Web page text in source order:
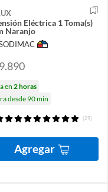
Eléctrica 1 Toma(s)
Naranjo
en2 horas
desde 90 min
(29)
Agregar